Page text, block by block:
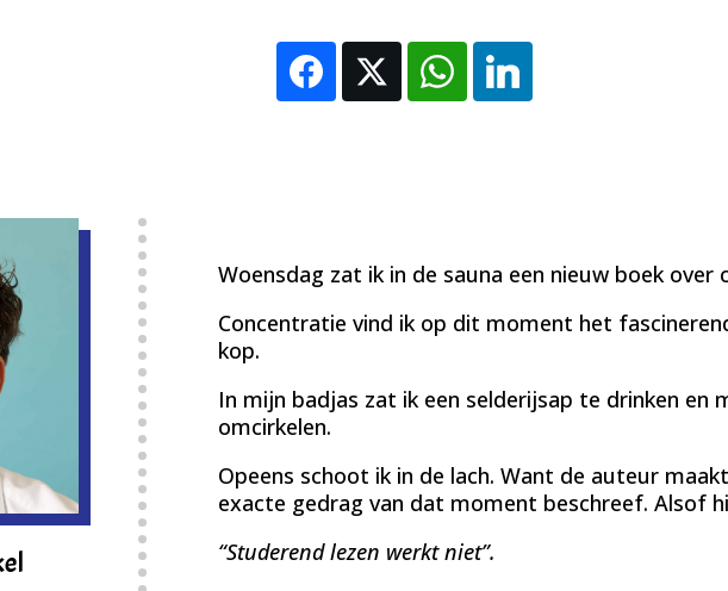
Woensdag zat ik in de sauna een nieuw boek over
Concentratie vind ik op dit moment het
kop.
In mijn badjas zat ik een selderijsap te drinken en
omcirkelen.
Opeens schoot ik in de lach. Want de auteur
exacte gedrag van dat moment beschreef. Alsof
“Studerend lezen werkt niet”.